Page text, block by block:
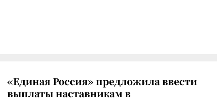
«Единая Россия» предложила ввести
выплаты наставникам в